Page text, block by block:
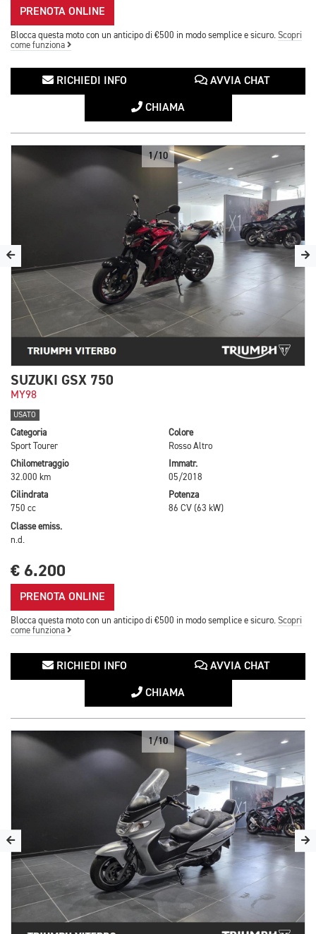
PRENOTA ONLINE
Blocca questa moto con un anticipo di €500 in modo semplice e sicuro. Scopri
come funziona
RICHIEDI INFO AVVIA CHAT
CHIAMA
1/10
SUZUKI GSX 750
MY98
USATO
Categoria
Sport Tourer
Colore
Rosso Altro
Chilometraggio
32.000 km
Immatr.
05/2018
Cilindrata
750 cc
Potenza
86 CV (63 kW)
Classe emiss.
n.d.
€ 6.200
PRENOTA ONLINE
Blocca questa moto con un anticipo di €500 in modo semplice e sicuro. Scopri
come funziona
RICHIEDI INFO AVVIA CHAT
CHIAMA
1/10